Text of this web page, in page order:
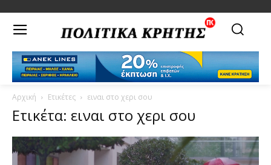
Αρχική Ετικέτες ειναι στο χερι σου
Ετικέτα: ειναι στο χερι σου